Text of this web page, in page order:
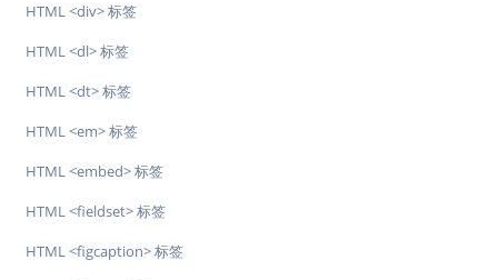
HTML <div> 标签
HTML <dl> 标签
HTML <dt> 标签
HTML <em> 标签
HTML <embed> 标签
HTML <fieldset> 标签
HTML <figcaption> 标签